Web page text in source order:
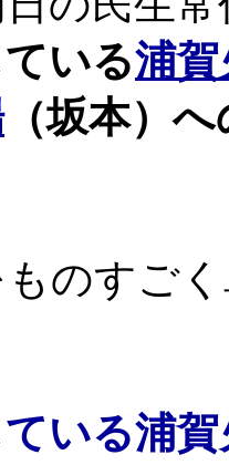
ている浦
（坂本）
のすご
ている浦